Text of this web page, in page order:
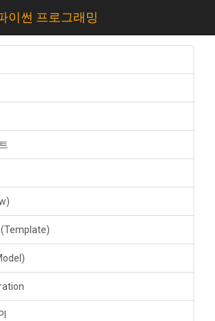
이썬 프로그래밍
(Template)